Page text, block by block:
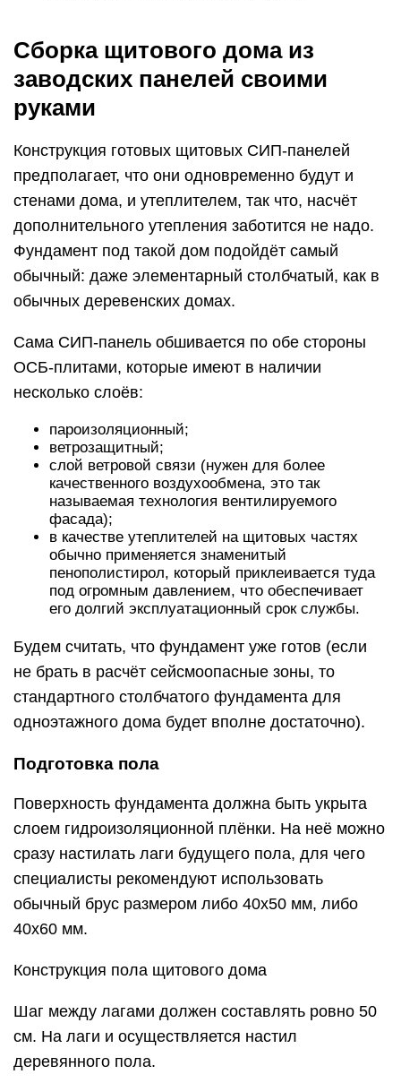
Сборка щитового дома из
заводских панелей своими
руками
Конструкция готовых щитовых СИП-панелей
предполагает, что они одновременно будут и
стенами дома, и утеплителем, так что, насчёт
дополнительного утепления заботится не надо.
Фундамент под такой дом подойдёт самый
обычный: даже элементарный столбчатый, как в
обычных деревенских домах.
Сама СИП-панель обшивается по обе стороны
ОСБ-плитами, которые имеют в наличии
несколько слоёв:
пароизоляционный;
ветрозащитный;
слой ветровой связи (нужен для более
качественного воздухообмена, это так
называемая технология вентилируемого
фасада);
в качестве утеплителей на щитовых частях
обычно применяется знаменитый
пенополистирол, который приклеивается туда
под огромным давлением, что обеспечивает
его долгий эксплуатационный срок службы.
Будем считать, что фундамент уже готов (если
не брать в расчёт сейсмоопасные зоны, то
стандартного столбчатого фундамента для
одноэтажного дома будет вполне достаточно).
Подготовка пола
Поверхность фундамента должна быть укрыта
слоем гидроизоляционной плёнки. На неё можно
сразу настилать лаги будущего пола, для чего
специалисты рекомендуют использовать
обычный брус размером либо 40х50 мм, либо
40х60 мм.
Конструкция пола щитового дома
Шаг между лагами должен составлять ровно 50
см. На лаги и осуществляется настил
деревянного пола.